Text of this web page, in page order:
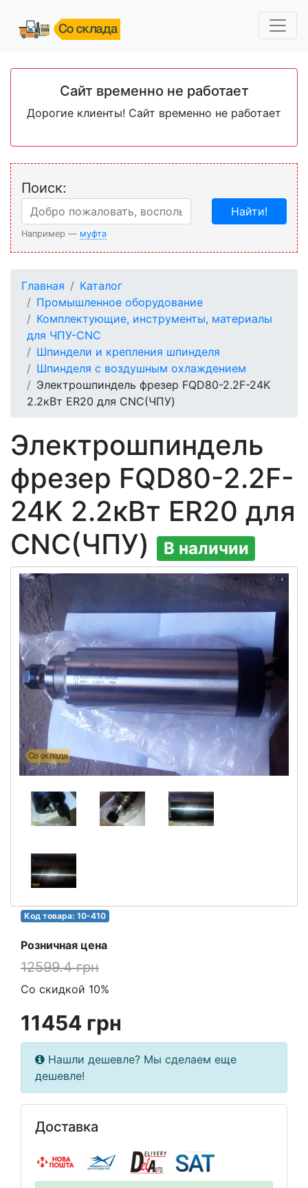
Сайт временно не работает
Дорогие клиенты! Сайт временно не работает
Поиск:
Например — муфта
Найти!
Главная
Каталог
Промышленное оборудование
Комплектующие, инструменты, материалы
для ЧПУ-CNC
Шпиндели и крепления шпинделя
Шпинделя с воздушным охлаждением
Электрошпиндель фрезер FQD80-2.2F-24K
2.2кВт ER20 для CNC(ЧПУ)
Электрошпиндель
фрезер FQD80-2.2F-
24K 2.2кВт ER20 для
CNC(ЧПУ)
В наличии
Код товара: 10-410
Розничная цена
12599.4 грн
Со скидкой 10%
11454 грн
Нашли дешевле? Мы сделаем еще
дешевле!
Доставка